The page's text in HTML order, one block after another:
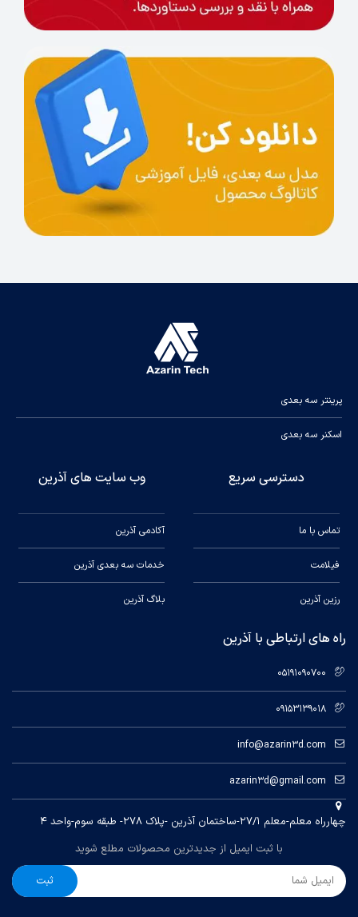
پرینتر سه بعدی
اسکنر سه بعدی
دسترسی سریع
تماس با ما
فیلامت
رزین آذرین
وب سایت های آذرین
آکادمی آذرین
خدمات سه بعدی آذرین
بلاگ آذرین
راه های ارتباطی با آذرین
05191090700
09153139018
info@azarin3d.com
azarin3d@gmail.com
چهارراه معلم-معلم ۲۷/۱-ساختمان آذرین -پلاک ۲۷۸- طبقه سوم-واحد ۴
با ثبت ایمیل از جدیدترین محصولات مطلع شوید
ثبت